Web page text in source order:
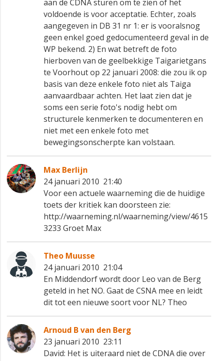
aan de CDNA sturen om te zien of het
voldoende is voor acceptatie. Echter, zoals
aangegeven in DB 31 nr 1: er is vooralsnog
geen enkel goed gedocumenteerd geval in de
WP bekend. 2) En wat betreft de foto
hierboven van de geelbekkige Taigarietgans
te Voorhout op 22 januari 2008: die zou ik op
basis van deze enkele foto niet als Taiga
aanvaardbaar achten. Het laat zien dat je
soms een serie foto's nodig hebt om
structurele kenmerken te documenteren en
niet met een enkele foto met
bewegingsonscherpte kan volstaan.
Max Berlijn
24 januari 2010 21:40
Voor een actuele waarneming die de huidige
toets der kritiek kan doorsteen zie:
http://waarneming.nl/waarneming/view/4615
3233 Groet Max
Theo Muusse
24 januari 2010 21:04
En Middendorf wordt door Leo van de Berg
geteld in het NO. Gaat de CSNA mee en leidt
dit tot een nieuwe soort voor NL? Theo
Arnoud B van den Berg
23 januari 2010 23:11
David: Het is uiteraard niet de CDNA die over